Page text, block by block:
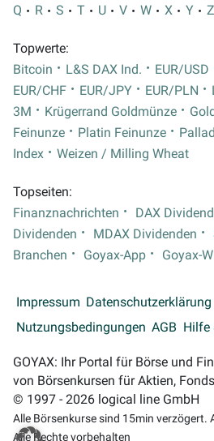
Q
R S T U V W X Y Z
Topwerte:
Bitcoin
L&S DAX Ind. EUR/USD
EUR/CHF
EUR/JPY EUR/PLN
3M
Krügerrand Goldmünze
Feinunze
Platin Feinunze
Index
Weizen / Milling Wheat
Topseiten:
Finanznachrichten
DAX
Dividenden
MDAX Dividenden
Branchen
Goyax-App Goyax-
Impressum Datenschutzerklärung
Nutzungsbedingungen AGB Hilfe
GOYAX: Ihr Portal für Börse und
von Börsenkursen für Aktien,
© 1997 - 2026 logical line GmbH
Alle Börsenkurse sind 15min verzögert.
Alle Rechte vorbehalten